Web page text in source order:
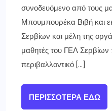
συνοδευόμενο από τους
Μπουμπουρέκα Βιβή και
Σερβίων και μέλη της
μαθητές του ΓΕΛ Σερβίων
περιβαλλοντικό […]
ΠΕΡΙΣΣΌΤΕΡΑ ΕΔΏ